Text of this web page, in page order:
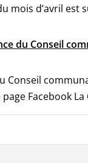
mois d’avril est
du Conseil
Conseil
Facebook La